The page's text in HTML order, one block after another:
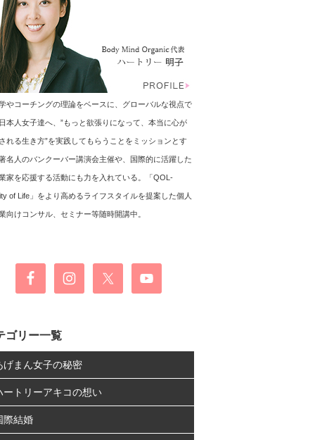
やコーチングの理論をベースに、グローバルな視点で
本人女子達へ、”もっと欲張りになって、本当に心が
れる生き方”を実践してもらうことをミッションとす
名人のバンクーバー講演会主催や、国際的に活躍した
家を応援する活動にも力を入れている。「QOL-
of Life」をより高めるライフスタイルを提案した個人
向けコンサル、セミナー等随時開講中。
ゴリー一覧
げまん女子の秘密
ートリーアキコの想い
際結婚